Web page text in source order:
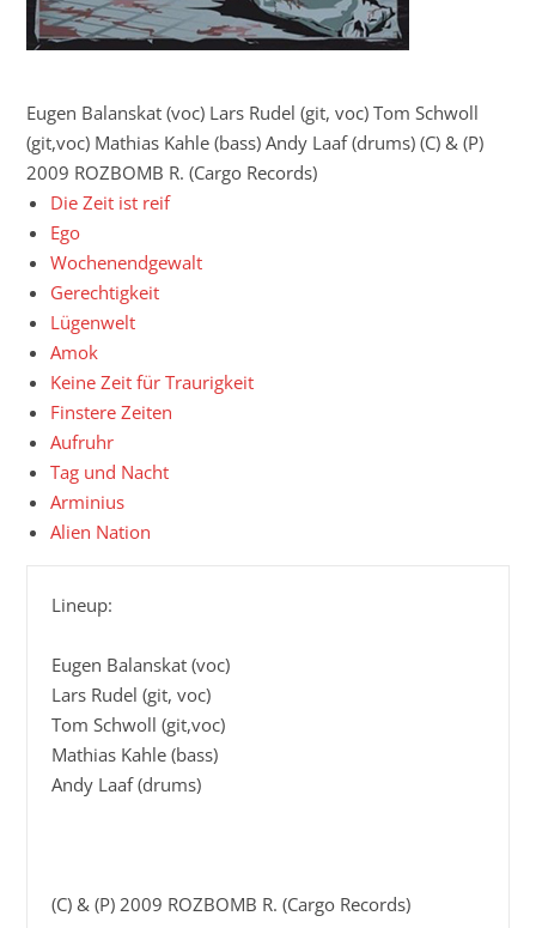
Eugen Balanskat (voc) Lars Rudel (git, voc) Tom Schwoll
(git,voc) Mathias Kahle (bass) Andy Laaf (drums) (C) & (P)
2009 ROZBOMB R. (Cargo Records)
Die Zeit ist reif
Ego
Wochenendgewalt
Gerechtigkeit
Lügenwelt
Amok
Keine Zeit für Traurigkeit
Finstere Zeiten
Aufruhr
Tag und Nacht
Arminius
Alien Nation
Lineup:
Eugen Balanskat (voc)
Lars Rudel (git, voc)
Tom Schwoll (git,voc)
Mathias Kahle (bass)
Andy Laaf (drums)
(C) & (P) 2009 ROZBOMB R. (Cargo Records)